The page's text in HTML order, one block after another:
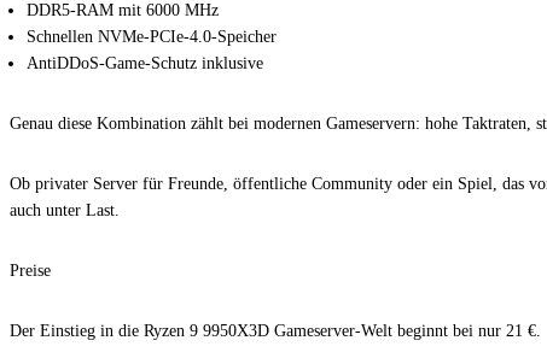
DDR5-RAM mit 6000 MHz
Schnellen NVMe-PCIe-4.0-Speicher
AntiDDoS-Game-Schutz inklusive
Genau diese Kombination zählt bei modernen Gameservern: hohe
Ob privater Server für Freunde, öffentliche Community oder ein Spiel, das
auch unter Last.
Preise
Der Einstieg in die Ryzen 9 9950X3D Gameserver-Welt beginnt bei nur 21 €.